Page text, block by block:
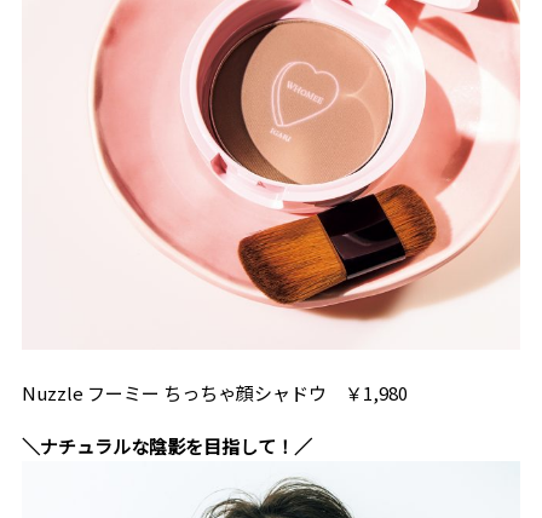
Nuzzle フーミー ちっちゃ顔シャドウ ￥1,980
＼ナチュラルな陰影を目指して！／